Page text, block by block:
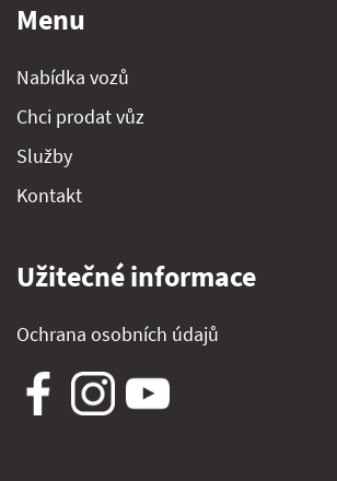
Menu
Nabídka vozů
Chci prodat vůz
Služby
Kontakt
Užitečné informace
Ochrana osobních údajů